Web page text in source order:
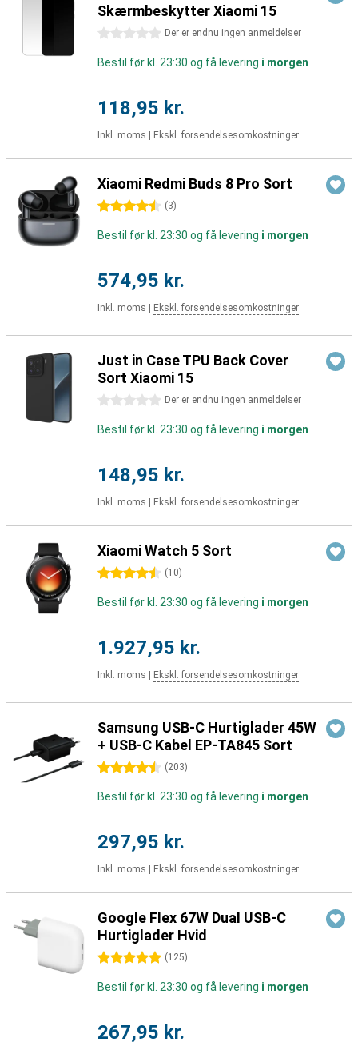
Skærmbeskytter Xiaomi 15
0 stjerner Der er endnu ingen anmeldelser
Bestil før kl. 23:30 og få levering i morgen
118,95 kr.
Inkl. moms Ekskl. forsendelsesomkostninger
Xiaomi Redmi Buds 8 Pro Sort
4.5 stjerner (3)
Bestil før kl. 23:30 og få levering i morgen
574,95 kr.
Inkl. moms Ekskl. forsendelsesomkostninger
Just in Case TPU Back Cover
Sort Xiaomi 15
0 stjerner Der er endnu ingen anmeldelser
Bestil før kl. 23:30 og få levering i morgen
148,95 kr.
Inkl. moms Ekskl. forsendelsesomkostninger
Xiaomi Watch 5 Sort
4.5 stjerner (10)
Bestil før kl. 23:30 og få levering i morgen
1.927,95 kr.
Inkl. moms Ekskl. forsendelsesomkostninger
Samsung USB-C Hurtiglader 45W
+ USB-C Kabel EP-TA845 Sort
4.5 stjerner (203)
Bestil før kl. 23:30 og få levering i morgen
297,95 kr.
Inkl. moms Ekskl. forsendelsesomkostninger
Google Flex 67W Dual USB-C
Hurtiglader Hvid
5 stjerner (125)
Bestil før kl. 23:30 og få levering i morgen
267,95 kr.